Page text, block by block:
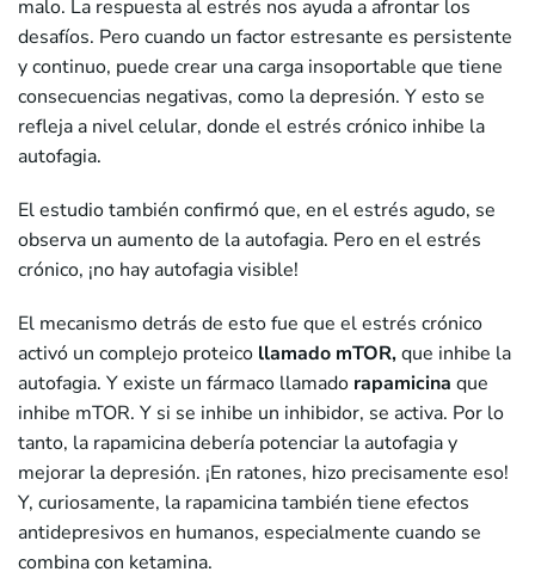
malo. La respuesta al estrés nos ayuda a afrontar los
desafíos. Pero cuando un factor estresante es persistente
y continuo, puede crear una carga insoportable que tiene
consecuencias negativas, como la depresión. Y esto se
refleja a nivel celular, donde el estrés crónico inhibe la
autofagia.
El estudio también confirmó que, en el estrés agudo, se
observa un aumento de la autofagia. Pero en el estrés
crónico, ¡no hay autofagia visible!
El mecanismo detrás de esto fue que el estrés crónico
activó un complejo proteico llamado mTOR,que inhibe la
autofagia. Y existe un fármaco llamado rapamicina que
inhibe mTOR. Y si se inhibe un inhibidor, se activa. Por lo
tanto, la rapamicina debería potenciar la autofagia y
mejorar la depresión. ¡En ratones, hizo precisamente eso!
Y, curiosamente, la rapamicina también tiene efectos
antidepresivos en humanos, especialmente cuando se
combina con ketamina.